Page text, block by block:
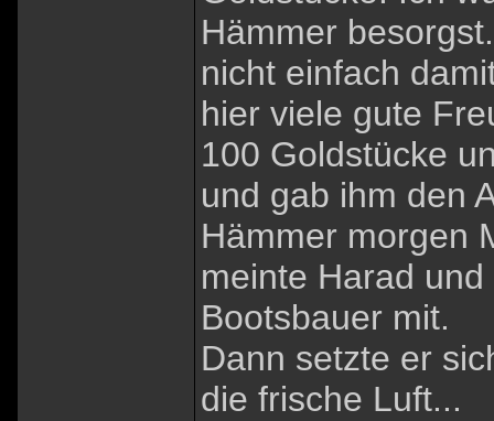
Hämmer
nicht einfach
hier viele gute
100 Goldstücke
und gab ihm den
Hämmer morgen
meinte Harad
Bootsbauer mit.
Dann setzte er
die frische Luft...